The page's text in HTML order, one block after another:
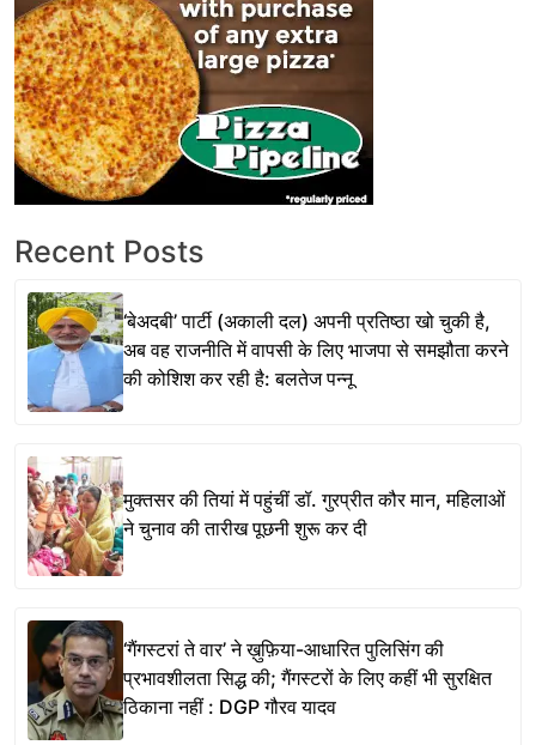
Recent Posts
‘बेअदबी’ पार्टी (अकाली दल) अपनी प्रतिष्ठा खो चुकी है,
अब वह राजनीति में वापसी के लिए भाजपा से समझौता करने
की कोशिश कर रही है: बलतेज पन्नू
मुक्तसर की तियां में पहुंचीं डॉ. गुरप्रीत कौर मान, महिलाओं
ने चुनाव की तारीख पूछनी शुरू कर दी
‘गैंगस्टरां ते वार’ ने ख़ुफ़िया-आधारित पुलिसिंग की
प्रभावशीलता सिद्ध की; गैंगस्टरों के लिए कहीं भी सुरक्षित
ठिकाना नहीं : DGP गौरव यादव